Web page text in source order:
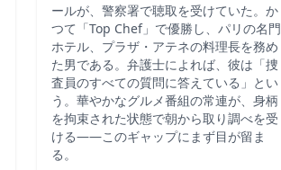
ールが、警察署で聴取を受けていた。か
つて「Top Chef」で優勝し、パリの名門
ホテル、プラザ・アテネの料理長を務め
た男である。弁護士によれば、彼は「捜
査員のすべての質問に答えている」とい
う。華やかなグルメ番組の常連が、身柄
を拘束された状態で朝から取り調べを受
ける――このギャップにまず目が留ま
る。